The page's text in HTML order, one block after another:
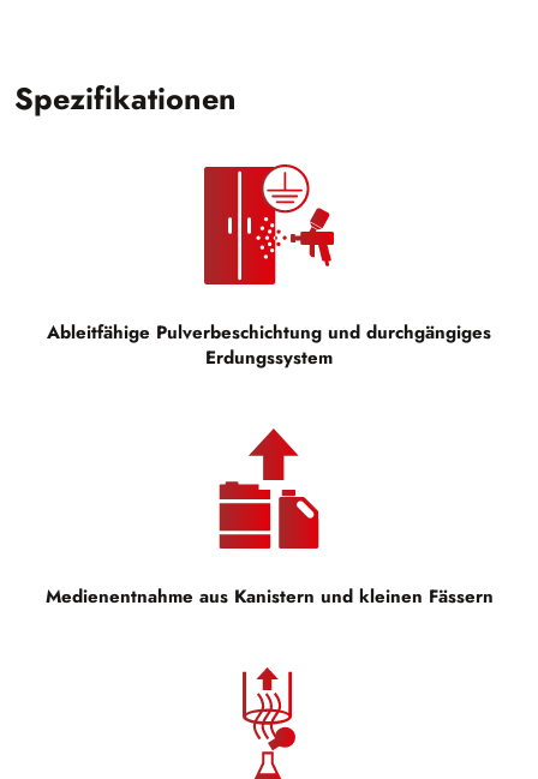
Spezifikationen
Ableitfähige Pulverbeschichtung und durchgängiges
Erdungssystem
Medienentnahme aus Kanistern und kleinen Fässern